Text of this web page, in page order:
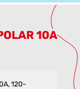
10A
120-